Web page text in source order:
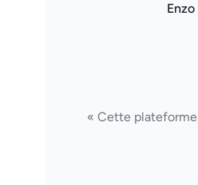
« Cette plateforme